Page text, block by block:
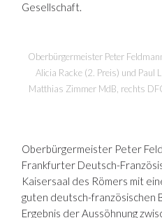
Gesellschaft.
Oberbürgermeister Peter
Alicia Racke (2. Preis) und Paul
Matthias Zimmer MdB, rechts
Oberbürgermeister Peter
Frankfurter Deutsch-
Kaisersaal des Römers mit
guten deutsch-französischen
Ergebnis der Aussöhnung